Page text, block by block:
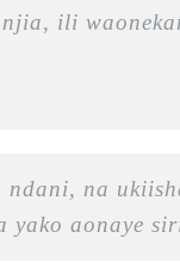
ili
na
yako aonaye